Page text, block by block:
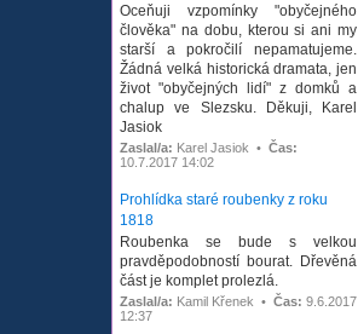
Oceňuji vzpomínky "obyčejného
člověka" na dobu, kterou si ani my
starší a pokročilí nepamatujeme.
Žádná velká historická dramata, jen
život "obyčejných lidí" z domků a
chalup ve Slezsku. Děkuji, Karel
Jasiok
Zaslal/a: Karel Jasiok • Čas:
10.7.2017 14:02
Prohlídka staré roubenky z roku
1818
Roubenka se bude s velkou
pravděpodobností bourat. Dřevěná
část je komplet prolezlá.
Zaslal/a: Kamil Křenek • Čas: 9.6.2017
12:37